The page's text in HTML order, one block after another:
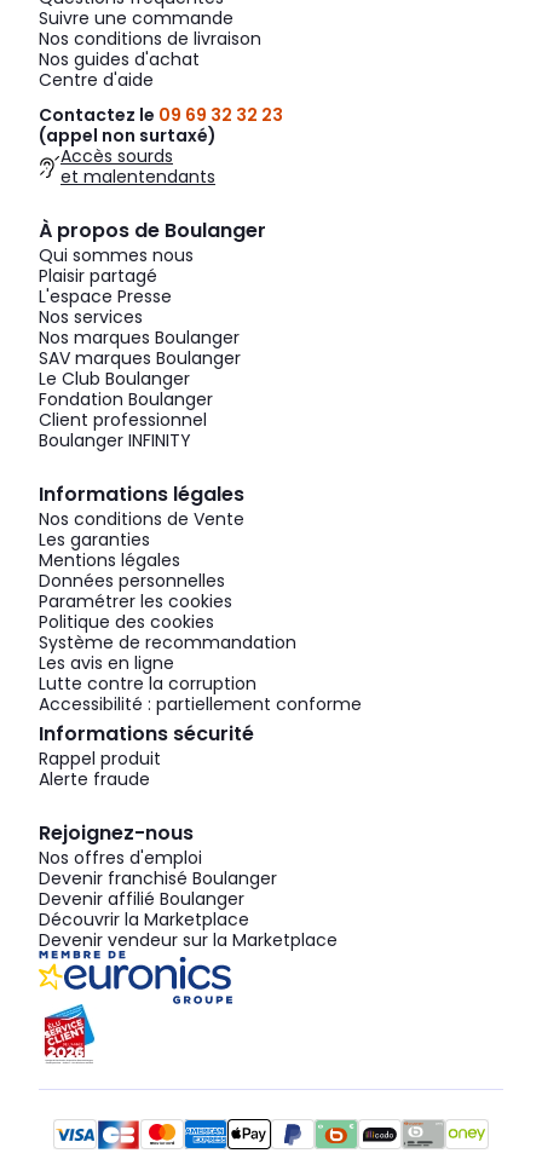
Suivre une commande
Nos conditions de livraison
Nos guides d'achat
Centre d'aide
Contactez le 09 69 32 32 23
(appel non surtaxé)
Accès sourds
et malentendants
À propos de Boulanger
Qui sommes nous
Plaisir partagé
L'espace Presse
Nos services
Nos marques Boulanger
SAV marques Boulanger
Le Club Boulanger
Fondation Boulanger
Client professionnel
Boulanger INFINITY
Informations légales
Nos conditions de Vente
Les garanties
Mentions légales
Données personnelles
Paramétrer les cookies
Politique des cookies
Système de recommandation
Les avis en ligne
Lutte contre la corruption
Accessibilité : partiellement conforme
Informations sécurité
Rappel produit
Alerte fraude
Rejoignez-nous
Nos offres d'emploi
Devenir franchisé Boulanger
Devenir affilié Boulanger
Découvrir la Marketplace
Devenir vendeur sur la Marketplace